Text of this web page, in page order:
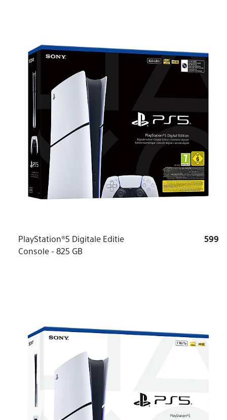
PlayStation®5 Digitale Editie
Console - 825 GB
599